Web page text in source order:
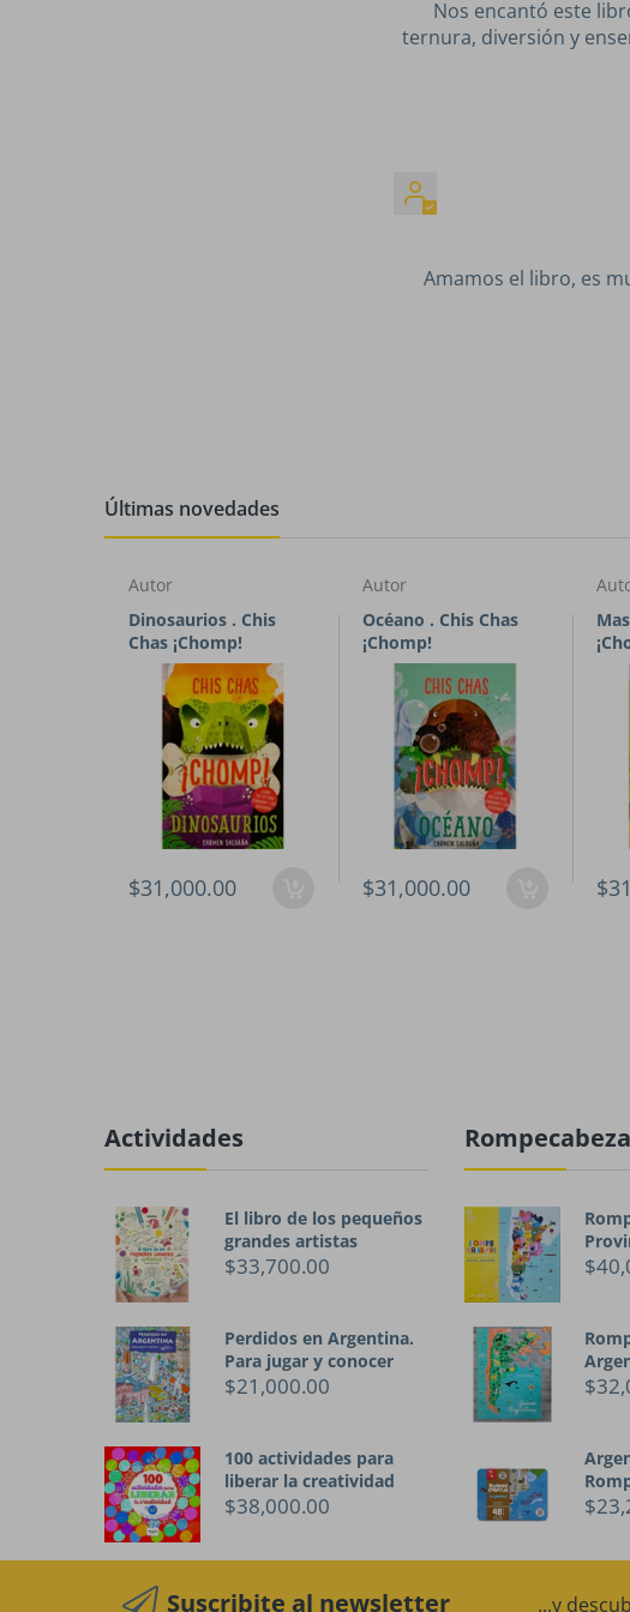
Nos encantó este
ternura, diversión y
Amamos el libro, es
Últimas novedades
Autor
Dinosaurios . Chis
Chas ¡Chomp!
$31,000.00
Autor
Océano . Chis Chas
¡Chomp!
$31,000.00
Actividades
El libro de los pequeños
grandes artistas
$33,700.00
Perdidos en Argentina.
Para jugar y conocer
$21,000.00
100 actividades para
liberar la creatividad
$38,000.00
Suscribite al newsletter ...y